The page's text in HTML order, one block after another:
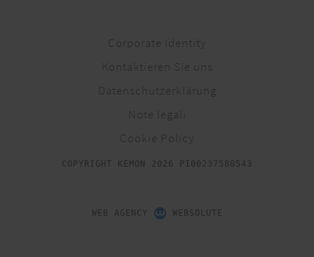
Corporate Identity
Kontaktieren Sie uns
Datenschutzerklärung
Note legali
Cookie Policy
COPYRIGHT KEMON 2026 PI00237580543
WEB AGENCY WEBSOLUTE